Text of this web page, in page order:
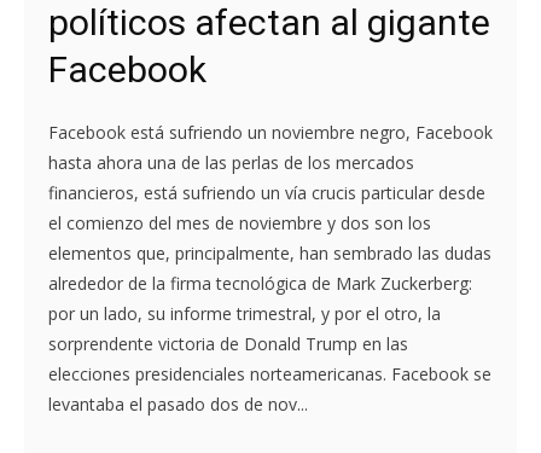
políticos afectan al gigante
Facebook
Facebook está sufriendo un noviembre negro, Facebook
hasta ahora una de las perlas de los mercados
financieros, está sufriendo un vía crucis particular desde
el comienzo del mes de noviembre y dos son los
elementos que, principalmente, han sembrado las dudas
alrededor de la firma tecnológica de Mark Zuckerberg:
por un lado, su informe trimestral, y por el otro, la
sorprendente victoria de Donald Trump en las
elecciones presidenciales norteamericanas. Facebook se
levantaba el pasado dos de nov...